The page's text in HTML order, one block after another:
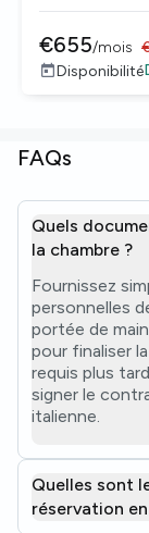
€655/mois
Disponibilité
FAQs
Quels
la chambre ?
Fournissez
personnelles
portée de
pour finaliser
requis plus
signer le
italienne.
Quelles sont
réservation